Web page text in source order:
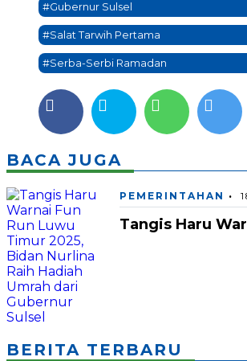
#Gubernur Sulsel
#Salat Tarwih Pertama
#Serba-Serbi Ramadan
BACA JUGA
PEMERINTAHAN
Tangis Haru
BERITA TERBARU